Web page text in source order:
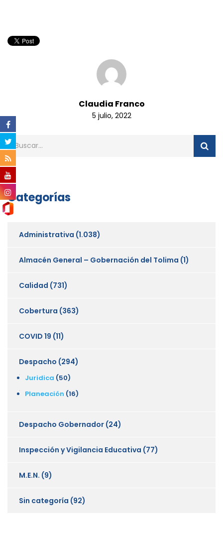
Claudia Franco
5 julio, 2022
Categorías
Administrativa (1.038)
Almacén General – Gobernación del Tolima (1)
Calidad (731)
Cobertura (363)
COVID 19 (11)
Despacho (294)
Juridica (50)
Planeación (16)
Despacho Gobernador (24)
Inspección y Vigilancia Educativa (77)
M.E.N. (9)
Sin categoría (92)